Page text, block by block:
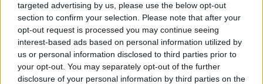
targeted advertising by us, please use the below opt-out
section to confirm your selection. Please note that after your
opt-out request is processed you may continue seeing
interest-based ads based on personal information utilized by
us or personal information disclosed to third parties prior to
your opt-out. You may separately opt-out of the further
disclosure of your personal information by third parties on the
Hugo är lite för lat för att skriva - men väldigt ...